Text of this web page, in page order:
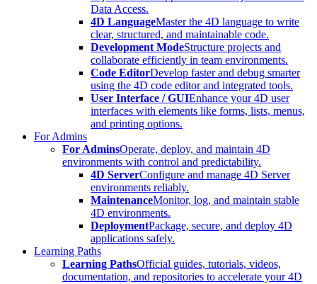
Data Access.
4D LanguageMaster the 4D language to write
clear, structured, and maintainable code.
Development ModeStructure projects and
collaborate efficiently in team environments.
Code EditorDevelop faster and debug smarter
using the 4D code editor and integrated tools.
User Interface / GUIEnhance your 4D user
interfaces with elements like forms, lists, menus,
and printing options.
For Admins
For AdminsOperate, deploy, and maintain 4D
environments with control and predictability.
4D ServerConfigure and manage 4D Server
environments reliably.
MaintenanceMonitor, log, and maintain stable
4D environments.
DeploymentPackage, secure, and deploy 4D
applications safely.
Learning Paths
Learning PathsOfficial guides, tutorials, videos,
documentation, and repositories to accelerate your 4D